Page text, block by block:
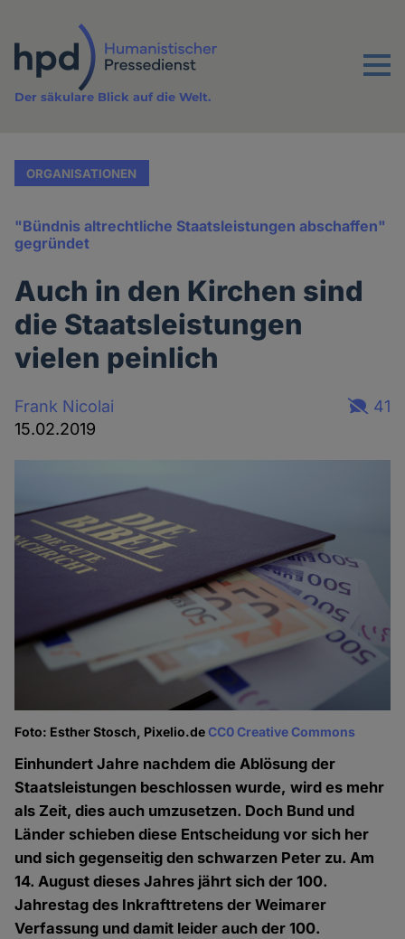
Inhalt
Menu
Der säkulare Blick auf die Welt.
ORGANISATIONEN
"Bündnis altrechtliche Staatsleistungen abschaffen"
gegründet
Auch in den Kirchen sind
die Staatsleistungen
vielen peinlich
Frank Nicolai
15.02.2019
41
Foto: Esther Stosch, Pixelio.deCC0 Creative Commons
Einhundert Jahre nachdem die Ablösung der
Staatsleistungen beschlossen wurde, wird es mehr
als Zeit, dies auch umzusetzen. Doch Bund und
Länder schieben diese Entscheidung vor sich her
und sich gegenseitig den schwarzen Peter zu. Am
14. August dieses Jahres jährt sich der 100.
Jahrestag des Inkrafttretens der Weimarer
Verfassung und damit leider auch der 100.